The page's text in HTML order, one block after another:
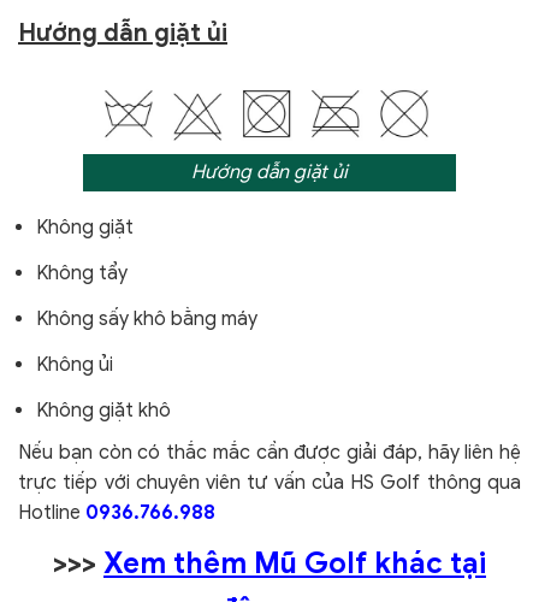
Hướng dẫn giặt ủi
Hướng dẫn giặt ủi
Không giặt
Không tẩy
Không sấy khô bằng máy
Không ủi
Không giặt khô
Nếu bạn còn có thắc mắc cần được giải đáp, hãy liên hệ
trực tiếp với chuyên viên tư vấn của HS Golf thông qua
Hotline 0936.766.988
>>> Xem thêm Mũ Golf khác tại